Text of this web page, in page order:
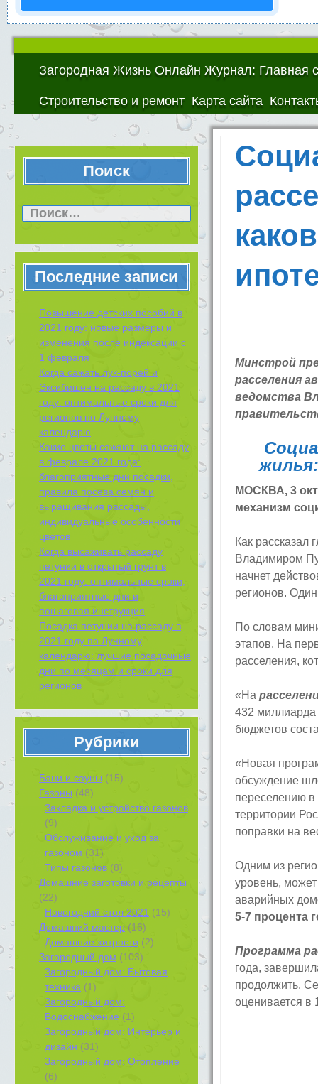
Загородная Жизнь Онлайн Журнал: Главная
Строительство и ремонт Карта сайта
Поиск
Последние записи
Повышение детских пособий в
2021 году: новые размеры и
изменения после индексации с
1 февраля
Когда сажать лук-порей и
Эксибишен на рассаду в 2021
году: оптимальные сроки для
регионов по Лунному
календарю
Какие цветы сажают на рассаду
в феврале 2021 года:
благоприятные дни посадки,
правила посева семян и
выращивания рассады,
индивидуальные особенности
цветов
Когда высаживать рассаду
петунии в открытый грунт в
2021 году: оптимальные сроки,
благоприятные дни и
пошаговая инструкция
Посадка петунии на рассаду в
2021 году по Лунному
календарю: лучшие посадочные
дни по месяцам и сроки для
регионов
Рубрики
Бани и сауны (15)
Газоны (48)
Закладка и устройство газонов
(9)
Обслуживание и уход за
газоном (31)
Типы газонов (8)
Домашние заготовки и рецепты
(22)
Новогодний стол 2021 (15)
Домашний мастер (16)
Домашние хитрости (2)
Загородный дом (103)
Загородный дом: Бытовая
техника (1)
Загородный дом:
Водоснабжение (1)
Загородный дом: Интерьер и
дизайн (31)
Загородный дом: Отопление
(6)
Минстрой
расселения
ведомства
МОСКВА, 3
механизм
Как
Владимиром
начнет
регионов.
По словам
этапов. На
расселения,
«На
432 миллиарда
бюджетов
«Новая
обсуждение
переселению в
территории
поправки на
Одним из
уровень,
аварийных
5-7 процента
Программа
года,
продолжить.
оценивается в